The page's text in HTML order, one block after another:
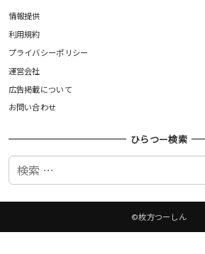
情報提供
利用規約
プライバシーポリシー
運営会社
広告掲載について
お問い合わせ
ひらつー検索
検
©枚方つーしん